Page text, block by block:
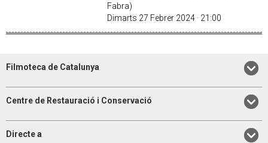
Fabra)
Dimarts 27 Febrer 2024 · 21:00
Filmoteca de Catalunya
Centre de Restauració i Conservació
Directe a